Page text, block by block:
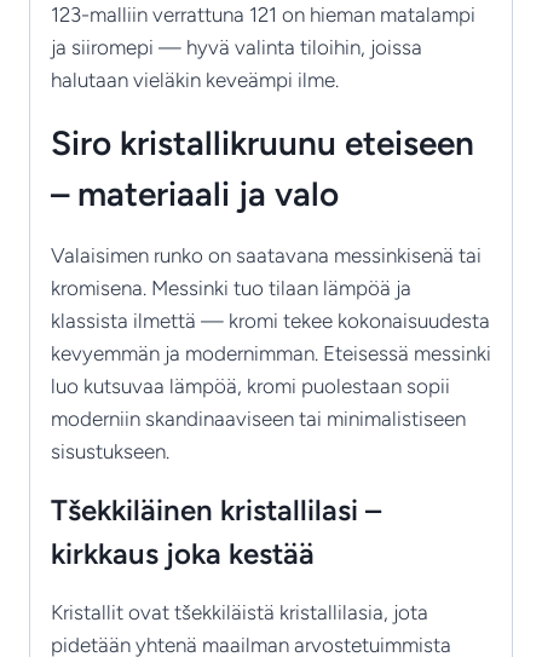
123-malliin verrattuna 121 on hieman matalampi
ja siiromepi — hyvä valinta tiloihin, joissa
halutaan vieläkin keveämpi ilme.
Siro kristallikruunu eteiseen
– materiaali ja valo
Valaisimen runko on saatavana messinkisenä tai
kromisena. Messinki tuo tilaan lämpöä ja
klassista ilmettä — kromi tekee kokonaisuudesta
kevyemmän ja modernimman. Eteisessä messinki
luo kutsuvaa lämpöä, kromi puolestaan sopii
moderniin skandinaaviseen tai minimalistiseen
sisustukseen.
Tšekkiläinen kristallilasi –
kirkkaus joka kestää
Kristallit ovat tšekkiläistä kristallilasia, jota
pidetään yhtenä maailman arvostetuimmista